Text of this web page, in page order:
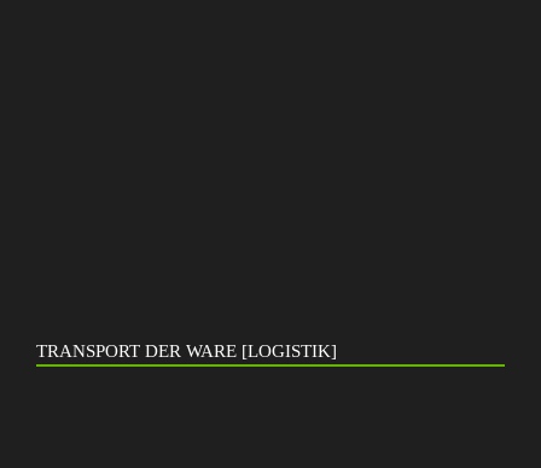
TRANSPORT DER WARE [LOGISTIK]